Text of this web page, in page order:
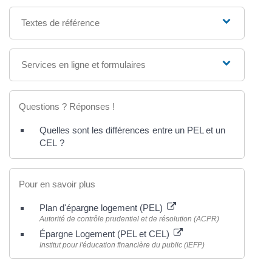
Textes de référence
Services en ligne et formulaires
Questions ? Réponses !
Quelles sont les différences entre un PEL et un
CEL ?
Pour en savoir plus
Plan d'épargne logement (PEL)
Autorité de contrôle prudentiel et de résolution (ACPR)
Épargne Logement (PEL et CEL)
Institut pour l'éducation financière du public (IEFP)